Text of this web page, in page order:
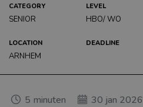
CATEGORY
SENIOR
LEVEL
HBO/ WO
LOCATION
ARNHEM
DEADLINE
5 minuten 30 jan 2026